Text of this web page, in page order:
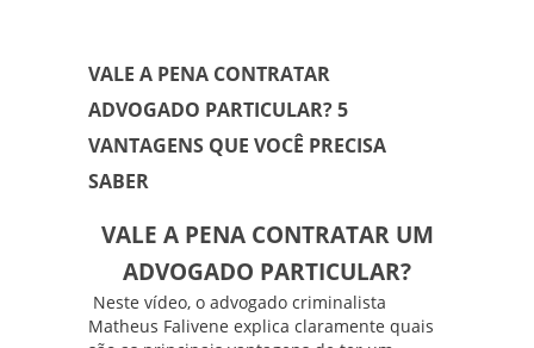
VALE A PENA CONTRATAR
ADVOGADO PARTICULAR? 5
VANTAGENS QUE VOCÊ PRECISA
SABER
VALE A PENA CONTRATAR UM
ADVOGADO PARTICULAR?
Neste vídeo, o advogado criminalista
Matheus Falivene explica claramente quais